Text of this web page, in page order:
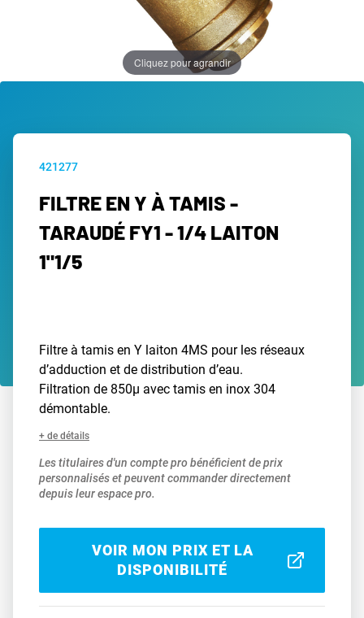
Cliquez pour agrandir
421277
FILTRE EN Y À TAMIS -
TARAUDÉ FY1 - 1/4 LAITON
1"1/5
Filtre à tamis en Y laiton 4MS pour les réseaux
d’adduction et de distribution d’eau.
Filtration de 850µ avec tamis en inox 304
démontable.
+ de détails
Les titulaires d'un compte pro bénéficient de prix
personnalisés et peuvent commander directement
depuis leur espace pro.
VOIR MON PRIX ET LA
DISPONIBILITÉ